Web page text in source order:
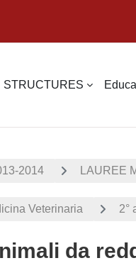
STRUCTURES
2014 LAUREE
Veterinaria 2°
da